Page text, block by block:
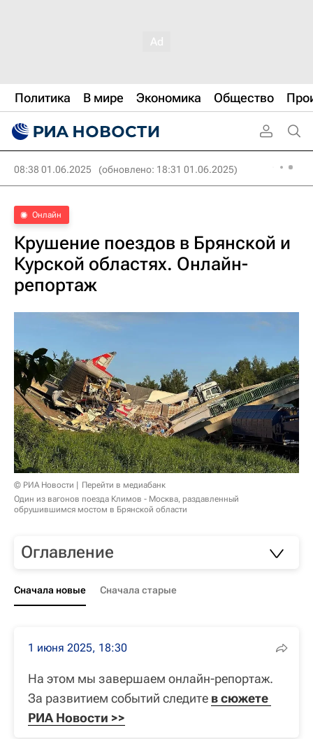
Политика В мире Экономика Общество
08:38 01.06.2025 (обновлено: 18:31 01.06.2025)
Онлайн
Крушение поездов в Брянской и
Курской областях. Онлайн-
репортаж
© РИА Новости
Перейти в медиабанк
Один из вагонов поезда Климов - Москва, раздавленный
обрушившимся мостом в Брянской области
Оглавление
Сначала новые Сначала старые
1 июня 2025, 18:30
На этом мы завершаем онлайн-репортаж.
За развитием событий следите в сюжете
РИА Новости >>